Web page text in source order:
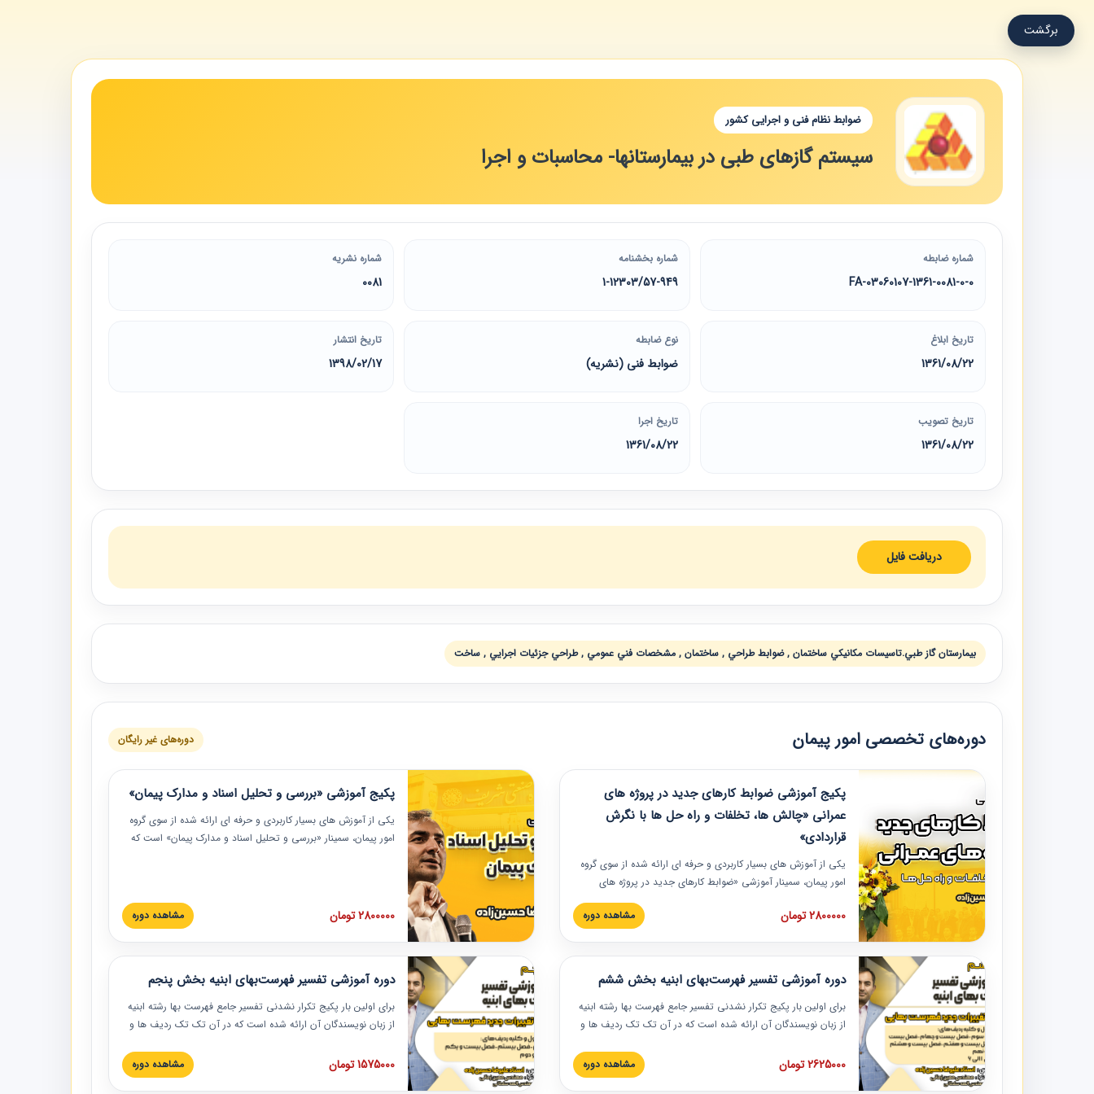
برگشت
ضوابط نظام فنی و اجرایی کشور
سیستم گازهای طبی در بیمارستانها- محاسبات و اجرا
شماره ضابطه
03060107-1361-0081-0-0-FA
شماره بخشنامه
1-12303/57-949
شماره نشریه
0081
تاریخ ابلاغ
1361/08/22
نوع ضابطه
ضوابط فنی (نشریه)
تاریخ انتشار
1398/02/17
تاریخ تصویب
1361/08/22
تاریخ اجرا
1361/08/22
دریافت فایل
بيمارستان گاز طبي.تاسيسات مكانيكي ساختمان , ضوابط طراحي , ساختمان , مشخصات فني عمومي , طراحي جزئيات اجرايي , ساخت
دوره‌های تخصصی امور پیمان دوره‌های غیر رایگان
پکیج آموزشی ضوابط کارهای جدید در پروژه های
عمرانی «چالش ها، تخلفات و راه حل ها با نگرش
قراردادی»
یکی از آموزش‏‏‏‏‏‏ های بسیار کاربردی و حرفه‏ ای ارائه شده از سوی گروه
امور پیمان، سمینار آموزشی «ضوابط کارهای جدید در پروژه های
عمرانی» چالش ها، تخلفات و راه حل ها با نگرش قراردادی است که
در محل سندیکای شرکت های ساختمانی کشور ارائه شد. در این
به همراه تجربیات عملی ارائه شده است.
2800000 تومان مشاهده دوره
پکیج آموزشی «بررسی و تحلیل اسناد و مدارک پیمان»
یکی از آموزش‏‏‏‏‏‏ های بسیار کاربردی و حرفه‏ ای ارائه شده از سوی گروه
امور پیمان، سمینار «بررسی و تحلیل اسناد و مدارک پیمان» است که
عملی در این خصوص ارائه شده است.
2800000 تومان مشاهده دوره
دوره آموزشی تفسیر فهرست‌بهای ابنیه بخش ششم
برای اولین بار پکیج تکرار نشدنی تفسیر جامع فهرست بها رشته ابنیه
از زبان نویسندگان آن ارائه شده است که در آن تک تک ردیف ها و
تصویری بوده و به همراه تصاویر عملیات اجرایی مرتبط با ردیف های
فهرست بها ارائه شده است. این دوره با کلام مهندس
2625000 تومان مشاهده دوره
دوره آموزشی تفسیر فهرست‌بهای ابنیه بخش پنجم
برای اولین بار پکیج تکرار نشدنی تفسیر جامع فهرست بها رشته ابنیه
از زبان نویسندگان آن ارائه شده است که در آن تک تک ردیف ها و
تصویری بوده و به همراه تصاویر عملیات اجرایی مرتبط با ردیف های
فهرست بها ارائه شده است. این دوره با کلام مهندس
1575000 تومان مشاهده دوره